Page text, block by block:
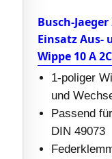
Busch-
Einsatz Aus-
Wippe 10 A
1-poliger
und
Passend
DIN 49073